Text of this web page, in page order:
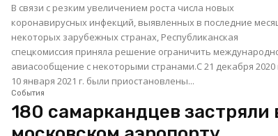
В связи с резким увеличением роста числа новых
коронавирусных инфекций, выявленных в последние
некоторых зарубежных странах, Республиканская
спецкомиссия приняла решение ограничить
авиасообщение с некоторыми странами.С 21 декабря 2020
10 января 2021 г. были приостановлены...
События
180 самаркандцев застряли